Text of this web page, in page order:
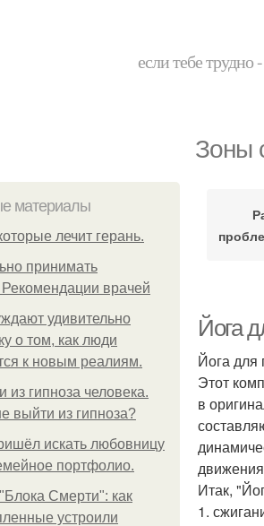
если тебе
Зоны
материалы
лечит герань.
принимать
врачей
удивительно
о том, как люди
к новым реалиям.
из гипноза человека.
выйти из гипноза?
искать любовницу
портфолио.
Смерти": как
устроили
Йога
Йога для
Этот
в
Итак,
1.